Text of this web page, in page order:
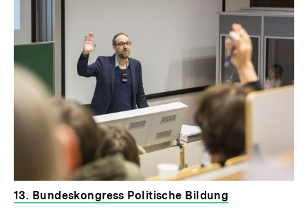
13. Bundeskongress Politische Bildung